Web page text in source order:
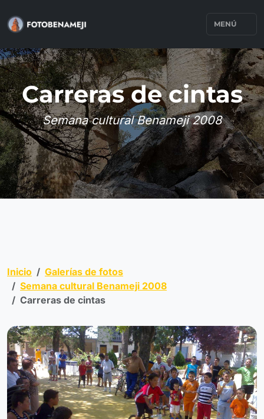
MENÚ
Carreras de cintas
Semana cultural Benameji 2008
Inicio
Galerías de fotos
Semana cultural Benameji 2008
Carreras de cintas